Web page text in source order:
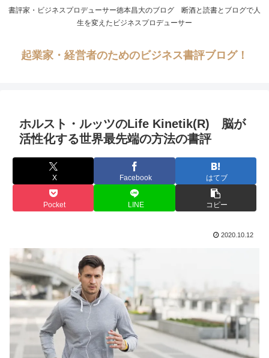
書評家・ビジネスプロデューサー徳本昌大のブログ 断酒と読書とブログで人
生を変えたビジネスプロデューサー
起業家・経営者のためのビジネス書評ブログ！
ホルスト・ルッツのLife Kinetik(R) 脳が
活性化する世界最先端の方法の書評
X Facebook はてブ
Pocket LINE コピー
2020.10.12